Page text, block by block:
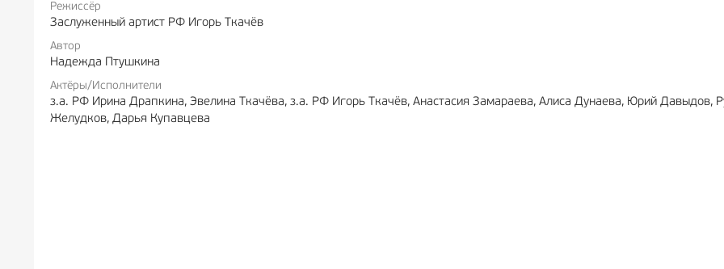
Режиссёр
Заслуженный артист РФ Игорь Ткачёв
Автор
Надежда Птушкина
Актёры/Исполнители
з.а. РФ Ирина Драпкина, Эвелина Ткачёва, з.а. РФ Игорь Ткачёв, Анастасия Замараева, Алиса Дунаева, Юрий Давыдов,
Желудков, Дарья Купавцева